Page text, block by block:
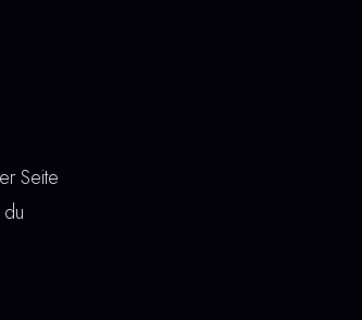
Seite